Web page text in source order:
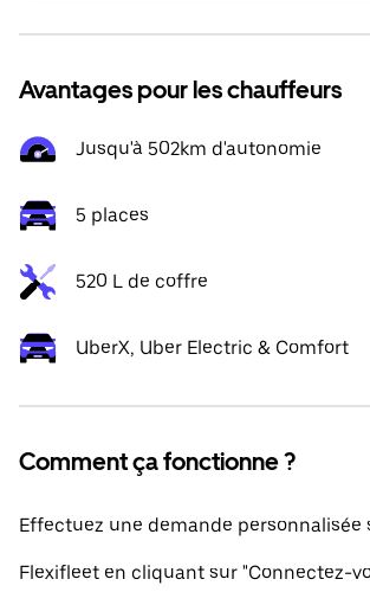
Avantages pour les chauffeurs
Jusqu'à 502km d'autonomie
5 places
520 L de coffre
UberX, Uber Electric & Comfort
Comment ça fonctionne ?
Effectuez une demande personnalisée
Flexifleet en cliquant sur "Connectez-